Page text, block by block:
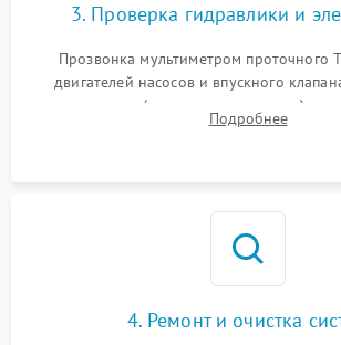
3. Проверка гидравлики и
Прозвонка мультиметром проточного
двигателей насосов и впускного
прессостата (датчика уровня воды),
концевика дверцы и электронного
Подробнее
4. Ремонт и очистка